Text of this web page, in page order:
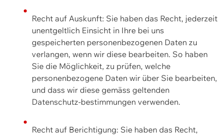
Recht auf Auskunft: Sie haben das Recht, jederzeit
unentgeltlich Einsicht in Ihre bei uns
gespeicherten personenbezogenen Daten zu
verlangen, wenn wir diese bearbeiten. So haben
Sie die Möglichkeit, zu prüfen, welche
personenbezogene Daten wir über Sie bearbeiten,
und dass wir diese gemäss geltenden
Datenschutz-bestimmungen verwenden.
Recht auf Berichtigung: Sie haben das Recht,